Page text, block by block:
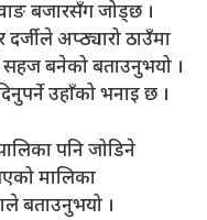
बजारसँग जोड्छ ।
अप्ठ्यारो ठाउँमा
सहज बनेको बताउनुभयो ।
उहाँको भनाइ छ ।
पनि जोडिने
मालिका
बताउनुभयो ।